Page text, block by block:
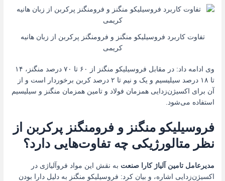
تفاوت کاربرد فروسیلیکو منگنز و فرومنگنز پرکربن از زبان هانیه
کریمی
وی ادامه داد: در مقابل فروسیلیکو منگنز از ۶۰ تا ۷۰ درصد منگنز، ۱۴
تا ۱۸ درصد سیلیسیم و یک و نیم تا ۲ درصد کربن برخوردار است و از
آن برای اکسیژن‌زدایی همزمان فولاد و تامین همزمان منگنز و سیلیسیم
استفاده می‌شود.
فروسیلیکو منگنز و فرومنگنز پرکربن از
نظر متالورژیکی چه تفاوت‌هایی دارد؟
مدیرعامل تامین آلیاژ کارا صنعت به نقش این مواد فروآلیاژی در
اکسیژن‌زدایی اشاره، و بیان کرد: فروسیلیکو منگنز به دلیل دارا بودن